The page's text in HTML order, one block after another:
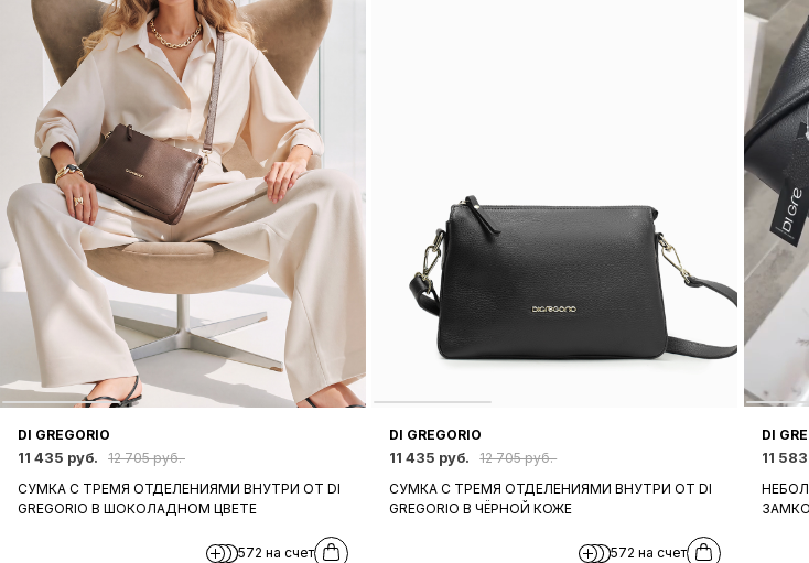
DI GREGORIO
11 435 руб.
12 705 руб.
СУМКА С ТРЕМЯ ОТДЕЛЕНИЯМИ ВНУТРИ ОТ DI
GREGORIO В ШОКОЛАДНОМ ЦВЕТЕ
572 на счет
DI GREGORIO
11 435 руб.
12 705 руб.
СУМКА С ТРЕМЯ ОТДЕЛЕНИЯМИ ВНУТРИ ОТ DI
GREGORIO В ЧЁРНОЙ КОЖЕ
572 на счет
DI
11